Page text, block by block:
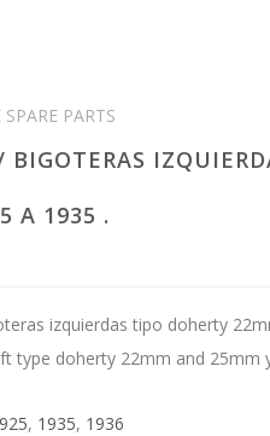
PARTS
BIGOTERAS
A 1935 .
izquierdas tipo doherty
type doherty 22mm and 25mm
, 1935, 1936